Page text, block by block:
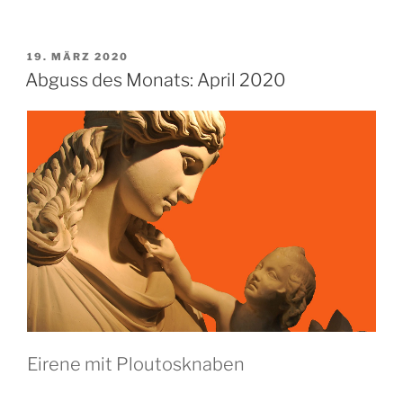
VERÖFFENTLICHT
AM
19. MÄRZ 2020
Abguss des Monats: April 2020
Eirene mit Ploutosknaben